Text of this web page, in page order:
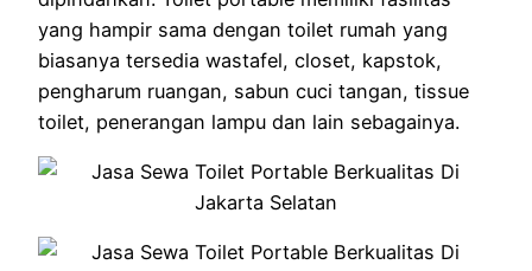
yang hampir sama dengan toilet rumah yang
biasanya tersedia wastafel, closet, kapstok,
pengharum ruangan, sabun cuci tangan, tissue
toilet, penerangan lampu dan lain sebagainya.